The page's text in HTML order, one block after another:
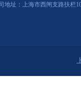
地址：上海市西闸支路扶栏